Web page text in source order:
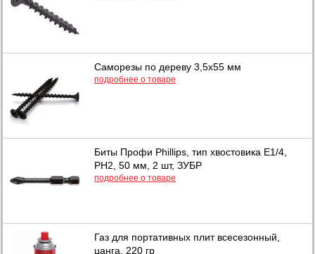
Саморезы по дереву 3,5х55 мм
подробнее о товаре
Биты Профи Phillips, тип хвостовика Е1/4,
PH2, 50 мм, 2 шт, ЗУБР
подробнее о товаре
Газ для портативных плит всесезонный,
цанга, 220 гр